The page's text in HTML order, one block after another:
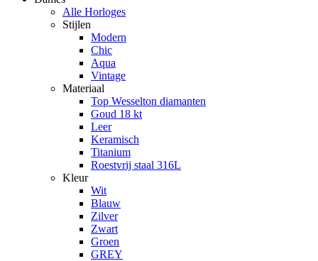
Alle Horloges
Stijlen
Modern
Chic
Aqua
Vintage
Materiaal
Top Wesselton diamanten
Goud 18 kt
Leer
Keramisch
Titanium
Roestvrij staal 316L
Kleur
Wit
Blauw
Zilver
Zwart
Groen
GREY